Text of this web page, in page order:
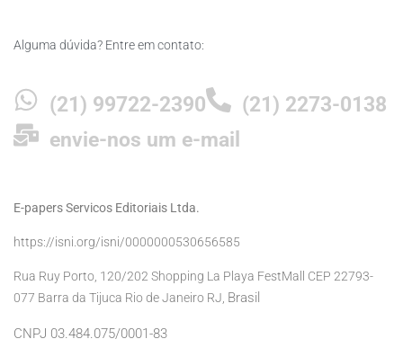
Alguma dúvida? Entre em contato:
(21) 99722-2390
(21) 2273-0138
envie-nos um e-mail
E-papers Servicos Editoriais Ltda.
https://isni.org/isni/0000000530656585
Rua Ruy Porto, 120/202 Shopping La Playa FestMall CEP 22793-
077 Barra da Tijuca Rio de Janeiro RJ, Brasil
CNPJ 03.484.075/0001-83